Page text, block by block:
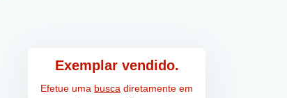
Exemplar vendido.
Efetue uma busca diretamente em